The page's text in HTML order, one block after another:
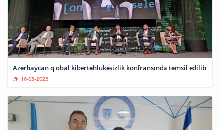
Azərbaycan qlobal kibertəhlükəsizlik konfransında təmsil edilib
16-03-2023